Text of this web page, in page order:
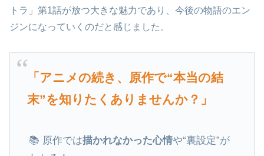
トラ」第1話が放つ大きな魅力であり、今後の物語のエン
ジンになっていくのだと感じました。
「アニメの続き、原作で“本当の結
末”を知りたくありませんか？」
📚 原作では描かれなかった心情や“裏設定”が